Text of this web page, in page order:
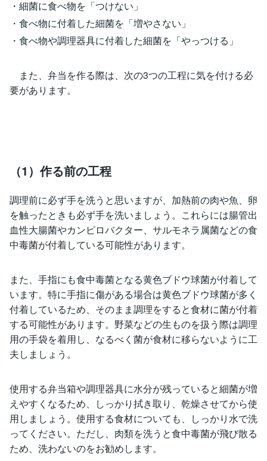
・細菌に食べ物を「つけない」
・食べ物に付着した細菌を「増やさない」
・食べ物や調理器具に付着した細菌を「やっつける」
また、弁当を作る際は、次の3つの工程に気を付ける必
要があります。
（1）作る前の工程
調理前に必ず手を洗うと思いますが、加熱前の肉や魚、卵
を触ったときも必ず手を洗いましょう。これらには腸管出
血性大腸菌やカンピロバクター、サルモネラ属菌などの食
中毒菌が付着している可能性があります。
また、手指にも食中毒菌となる黄色ブドウ球菌が付着して
います。特に手指に傷がある場合は黄色ブドウ球菌が多く
付着しているため、そのまま調理をすると食材に菌が付着
する可能性があります。野菜などの生ものを扱う際は調理
用の手袋を着用し、なるべく菌が食材に移らないように工
夫しましょう。
使用する弁当箱や調理器具に水分が残っていると細菌が増
えやすくなるため、しっかり拭き取り、乾燥させてから使
用しましょう。使用する食材についても、しっかり水で洗
ってください。ただし、肉類を洗うと食中毒菌が飛び散る
ため、洗わないのをお勧めします。